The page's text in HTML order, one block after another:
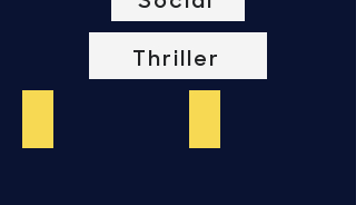
Thriller